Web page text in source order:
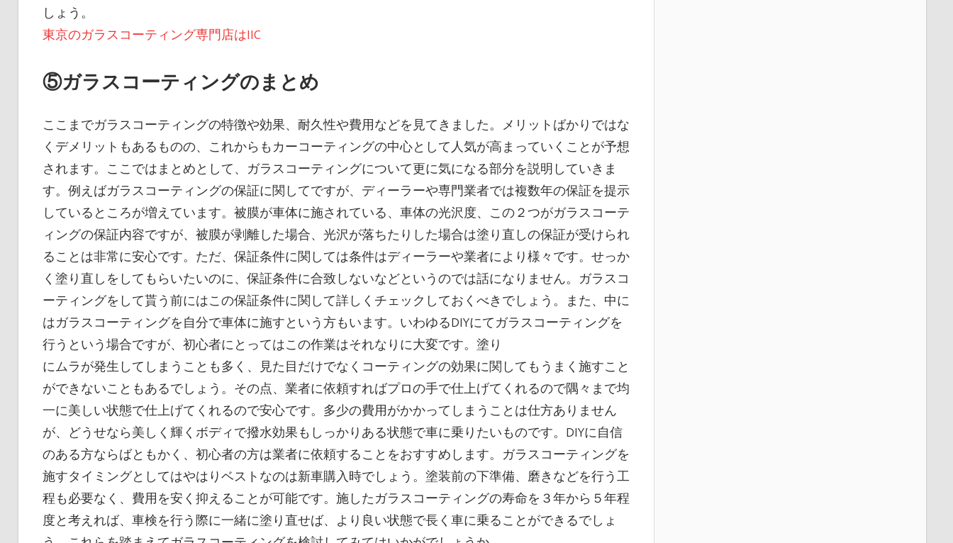
しょう。
東京のガラスコーティング専門店はIIC
⑤ガラスコーティングのまとめ
ここまでガラスコーティングの特徴や効果、耐久性や費用などを見てきました。メリットばかりではな
くデメリットもあるものの、これからもカーコーティングの中心として人気が高まっていくことが予想
されます。ここではまとめとして、ガラスコーティングについて更に気になる部分を説明していきま
す。例えばガラスコーティングの保証に関してですが、ディーラーや専門業者では複数年の保証を提示
しているところが増えています。被膜が車体に施されている、車体の光沢度、この２つがガラスコーテ
ィングの保証内容ですが、被膜が剥離した場合、光沢が落ちたりした場合は塗り直しの保証が受けられ
ることは非常に安心です。ただ、保証条件に関しては条件はディーラーや業者により様々です。せっか
く塗り直しをしてもらいたいのに、保証条件に合致しないなどというのでは話になりません。ガラスコ
ーティングをして貰う前にはこの保証条件に関して詳しくチェックしておくべきでしょう。また、中に
はガラスコーティングを自分で車体に施すという方もいます。いわゆるDIYにてガラスコーティングを
行うという場合ですが、初心者にとってはこの作業はそれなりに大変です。塗り
にムラが発生してしまうことも多く、見た目だけでなくコーティングの効果に関してもうまく施すこと
ができないこともあるでしょう。その点、業者に依頼すればプロの手で仕上げてくれるので隅々まで均
一に美しい状態で仕上げてくれるので安心です。多少の費用がかかってしまうことは仕方ありません
が、どうせなら美しく輝くボディで撥水効果もしっかりある状態で車に乗りたいものです。DIYに自信
のある方ならばともかく、初心者の方は業者に依頼することをおすすめします。ガラスコーティングを
施すタイミングとしてはやはりベストなのは新車購入時でしょう。塗装前の下準備、磨きなどを行う工
程も必要なく、費用を安く抑えることが可能です。施したガラスコーティングの寿命を３年から５年程
度と考えれば、車検を行う際に一緒に塗り直せば、より良い状態で長く車に乗ることができるでしょ